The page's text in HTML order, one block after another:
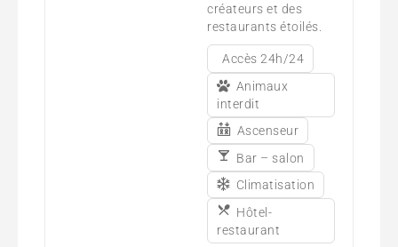
créateurs et des
restaurants étoilés.
Accès 24h/24
Animaux
interdit
Ascenseur
Bar – salon
Climatisation
Hôtel-
restaurant